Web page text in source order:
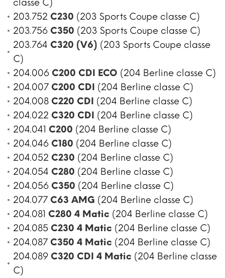
classe C)
203.752 C230 (203 Sports Coupe classe C)
203.756 C350 (203 Sports Coupe classe C)
203.764 C320 (V6) (203 Sports Coupe classe
C)
204.006 C200 CDI ECO (204 Berline classe C)
204.007 C200 CDI (204 Berline classe C)
204.008 C220 CDI (204 Berline classe C)
204.022 C320 CDI (204 Berline classe C)
204.041 C200 (204 Berline classe C)
204.046 C180 (204 Berline classe C)
204.052 C230 (204 Berline classe C)
204.054 C280 (204 Berline classe C)
204.056 C350 (204 Berline classe C)
204.077 C63 AMG (204 Berline classe C)
204.081 C280 4 Matic (204 Berline classe C)
204.085 C230 4 Matic (204 Berline classe C)
204.087 C350 4 Matic (204 Berline classe C)
204.089 C320 CDI 4 Matic (204 Berline classe
C)